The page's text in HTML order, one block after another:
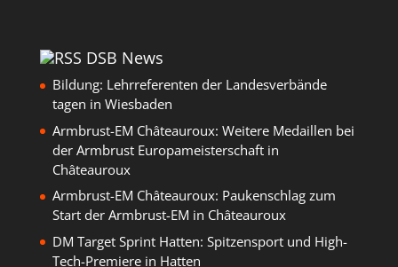
DSB News
Bildung: Lehrreferenten der Landesverbände
tagen in Wiesbaden
Armbrust-EM Châteauroux: Weitere Medaillen bei
der Armbrust Europameisterschaft in
Châteauroux
Armbrust-EM Châteauroux: Paukenschlag zum
Start der Armbrust-EM in Châteauroux
DM Target Sprint Hatten: Spitzensport und High-
Tech-Premiere in Hatten